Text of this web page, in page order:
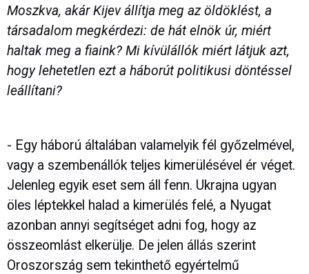
Moszkva, akár Kijev állítja meg az öldöklést, a
társadalom megkérdezi: de hát elnök úr, miért
haltak meg a fiaink? Mi kívülállók miért látjuk azt,
hogy lehetetlen ezt a háborút politikusi döntéssel
leállítani?
- Egy háború általában valamelyik fél győzelmével,
vagy a szembenállók teljes kimerülésével ér véget.
Jelenleg egyik eset sem áll fenn. Ukrajna ugyan
öles léptekkel halad a kimerülés felé, a Nyugat
azonban annyi segítséget adni fog, hogy az
összeomlást elkerülje. De jelen állás szerint
Oroszország sem tekinthető egyértelmű